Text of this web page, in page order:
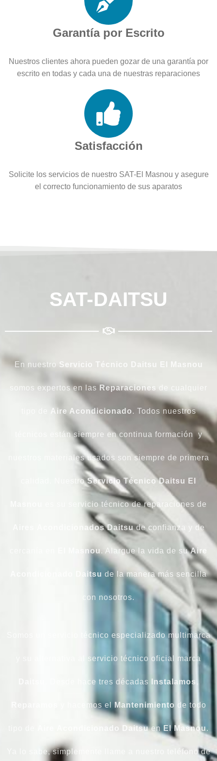
Garantía por Escrito
Nuestros clientes ahora pueden gozar de una garantía por
escrito en todas y cada una de nuestras reparaciones
Satisfacción
Solicite los servicios de nuestro SAT-El Masnou y asegure
el correcto funcionamiento de sus aparatos
SAT-DAITSU
En nuestro Servicio Técnico Daitsu El Masnou
somos expertos en las Reparaciones de cualquier
Aire Acondicionado. Todos nuestros
técnicos están siempre en continua formación y
nuestros materiales usados son siempre de primera
calidad. NuestroServicio Técnico Daitsu El
es su servicio técnico de reparaciones de
Acondicionados Daitsude confianza y de
El Masnou. Alargue la vida de suAire
Acondicionado Daitsu de la manera más sencilla
con nosotros.
Somos un servicio técnico especializado multimarca
y su alternativa al servicio técnico oficial marca
. Desde hace tres décadas Instalamos ,
y hacemos el Mantenimiento de todo
Acondicionado Daitsuen El Masnou.
Ya lo sabe, simplemente llame a nuestro teléfono de